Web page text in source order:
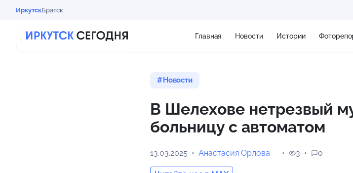
ИркутскБратск
Главная Новости Истории
Новости
В Шелехове нетрезвый
больницу с автоматом
13.03.2025 Анастасия Орлова 3 0